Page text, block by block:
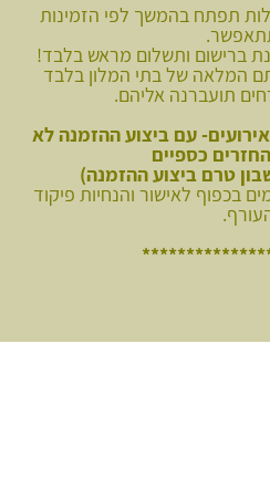
תפתח בהמשך לפי הזמינות
ברישום ותשלום מראש בלבד!
המלאה של בתי המלון בלבד
תועברנה אליהם.
עם ביצוע ההזמנה לא
כספיים
טרם ביצוע ההזמנה)
בכפוף לאישור והנחיות פיקוד